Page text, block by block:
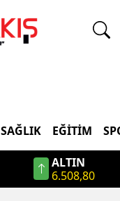
SAĞLIK EĞITIM
ALTIN
6.508,80